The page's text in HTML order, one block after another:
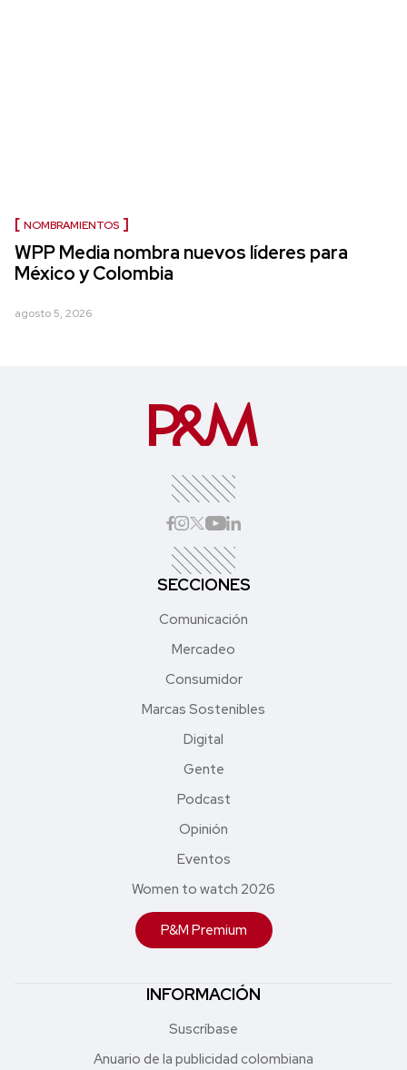
NOMBRAMIENTOS
WPP Media nombra nuevos líderes para
México y Colombia
agosto 5, 2026
SECCIONES
Comunicación
Mercadeo
Consumidor
Marcas Sostenibles
Digital
Gente
Podcast
Opinión
Eventos
Women to watch 2026
P&M Premium
INFORMACIÓN
Suscríbase
Anuario de la publicidad colombiana